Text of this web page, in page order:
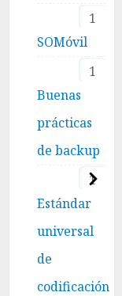
1
SOMóvil
1
Buenas
prácticas
de backup
1
Estándar
universal
de
codificación